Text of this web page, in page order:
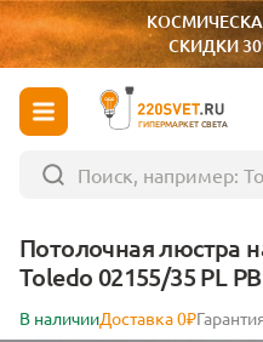
СКИДКИ
ГИПЕРМАРКЕТ СВЕТА
Потолочная люстра
Toledo 02155/35 PL PB
В наличииДоставка 0₽